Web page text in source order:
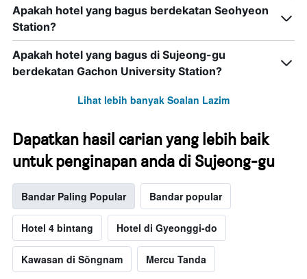
Apakah hotel yang bagus berdekatan Seohyeon
Station?
Apakah hotel yang bagus di Sujeong-gu
berdekatan Gachon University Station?
Lihat lebih banyak Soalan Lazim
Dapatkan hasil carian yang lebih baik
untuk penginapan anda di Sujeong-gu
Bandar Paling Popular Bandar popular
Hotel 4 bintang Hotel di Gyeonggi-do
Kawasan di Sŏngnam Mercu Tanda